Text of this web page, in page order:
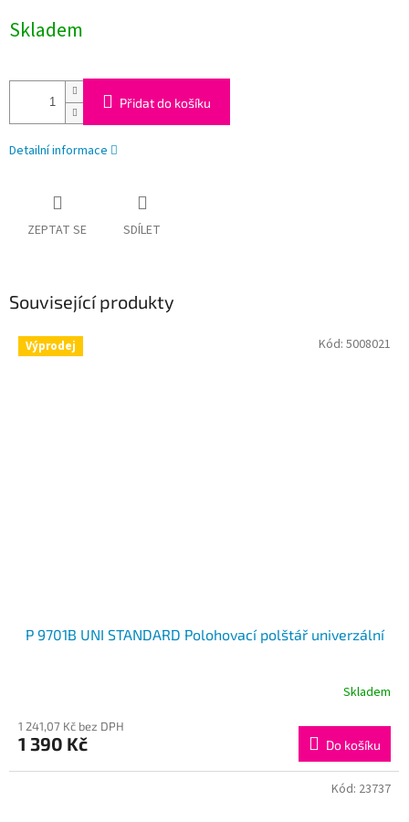
cena:
Skladem
Přidat do košíku
Detailní informace
ZEPTAT SE SDÍLET
Související produkty
Výprodej
P 9701B UNI STANDARD Polohovací polštář univerzální
Skladem
1 241,07 Kč bez DPH
1 390 Kč Do košíku
Kód: 5008021
Kód: 23737